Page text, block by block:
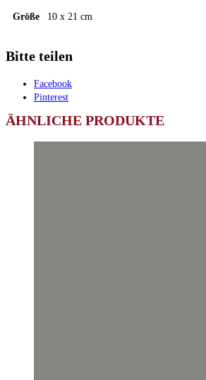
Größe 10 x 21 cm
Bitte teilen
Facebook
Pinterest
ÄHNLICHE PRODUKTE